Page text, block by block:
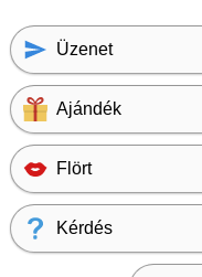
Üzenet
Ajándék
Flört
Kérdés